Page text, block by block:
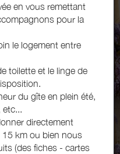
en vous remettant
pour la
le logement entre
toilette et le linge de
du gîte en plein été,
etc...
directement
15 km ou bien nous
(des fiches - cartes